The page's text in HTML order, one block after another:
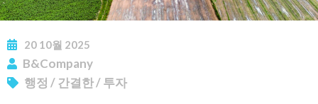
20 10월 2025
B&Company
행정 /간결한/투자